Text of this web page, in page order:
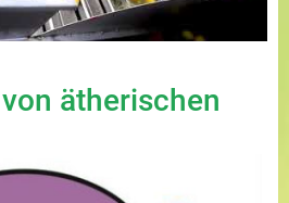
ätherischen